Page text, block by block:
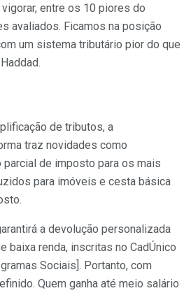
entre os 10 piores do
avaliados. Ficamos na posição
um sistema tributário pior do que
de tributos, a
traz novidades como
de imposto para os mais
para imóveis e cesta básica
a devolução personalizada
baixa renda, inscritas no CadÚnico
Sociais]. Portanto, com
Quem ganha até meio salário